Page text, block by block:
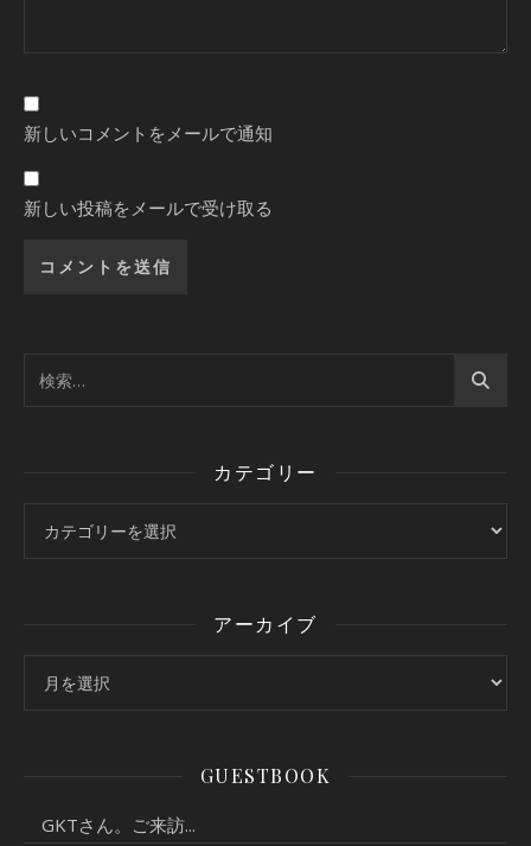
新しいコメントをメールで通知
新しい投稿をメールで受け取る
カテゴリー
アーカイブ
GUESTBOOK
GKTさん。ご来訪...